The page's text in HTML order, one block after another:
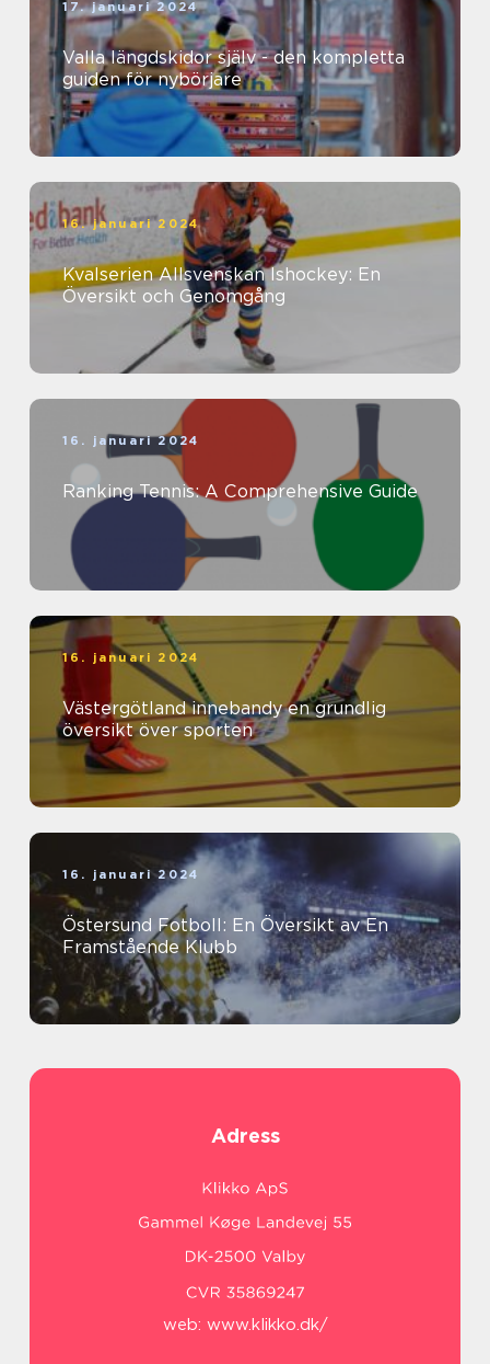
17. januari 2024
Valla längdskidor själv - den kompletta
guiden för nybörjare
16. januari 2024
Kvalserien Allsvenskan Ishockey: En
Översikt och Genomgång
16. januari 2024
Ranking Tennis: A Comprehensive Guide
16. januari 2024
Västergötland innebandy en grundlig
översikt över sporten
16. januari 2024
Östersund Fotboll: En Översikt av En
Framstående Klubb
Adress
web: www.klikko.dk/